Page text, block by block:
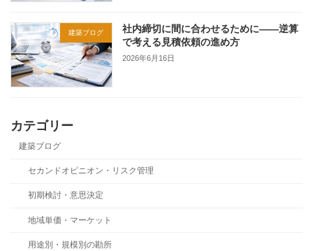
建築ブログ
社内締切に間に合わせるために——逆算
で考える見積依頼の進め方
2026年6月16日
カテゴリー
建築ブログ
セカンドオピニオン・リスク管理
初期検討・意思決定
地域単価・マーケット
用途別・規模別の勘所